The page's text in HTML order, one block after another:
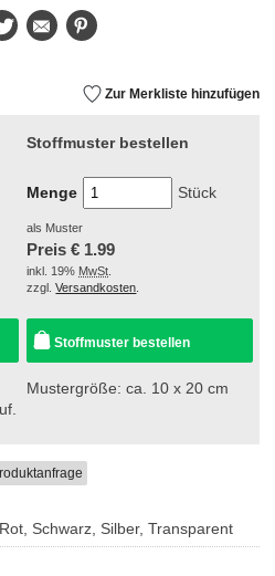
Twitter E-
Mail
Zur Merkliste hinzufügen
Stoffmuster bestellen
Menge Stück
als Muster
Preis € 1.99
inkl. 19% MwSt
zzgl.Versandkosten
Stoffmuster bestellen
Mustergröße: ca. 10 x 20 cm
Schwarz, Silber, Transparent